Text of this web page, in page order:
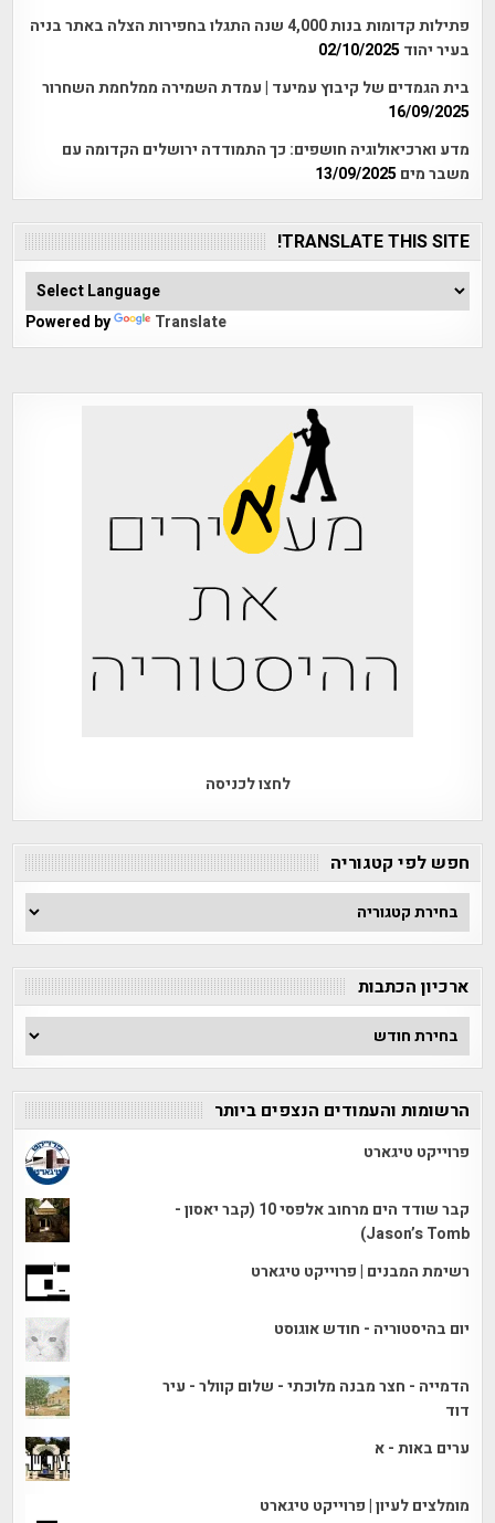
פתילות קדומות בנות 4,000 שנה התגלו בחפירות הצלה באתר בניה
בעיר יהוד 02/10/2025
בית הגמדים של קיבוץ עמיעד | עמדת השמירה ממלחמת השחרור
16/09/2025
מדע וארכיאולוגיה חושפים: כך התמודדה ירושלים הקדומה עם
משבר מים 13/09/2025
TRANSLATE THIS SITE!
Powered by Translate
לחצו לכניסה
חפש לפי קטגוריה
חפש
לפי
ארכיון הכתבות
ארכיון
הכתבות
הרשומות והעמודים הנצפים ביותר
פרוייקט טיגארט
קבר שודד הים מרחוב אלפסי 10 (קבר יאסון -
Jason’s Tomb)
רשימת המבנים | פרוייקט טיגארט
יום בהיסטוריה - חודש אוגוסט
הדמייה - חצר מבנה מלוכתי - שלום קוולר - עיר
דוד
ערים באות - א
מומלצים לעיון | פרוייקט טיגארט